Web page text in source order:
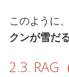
このように
クンが雪だ
2.3. RAG